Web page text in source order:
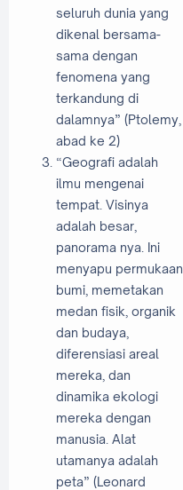
seluruh dunia yang
dikenal bersama-
sama dengan
fenomena yang
terkandung di
dalamnya” (Ptolemy,
abad ke 2)
“Geografi adalah
ilmu mengenai
tempat. Visinya
adalah besar,
panorama nya. Ini
menyapu permukaan
bumi, memetakan
medan fisik, organik
dan budaya,
diferensiasi areal
mereka, dan
dinamika ekologi
mereka dengan
manusia. Alat
utamanya adalah
peta” (Leonard